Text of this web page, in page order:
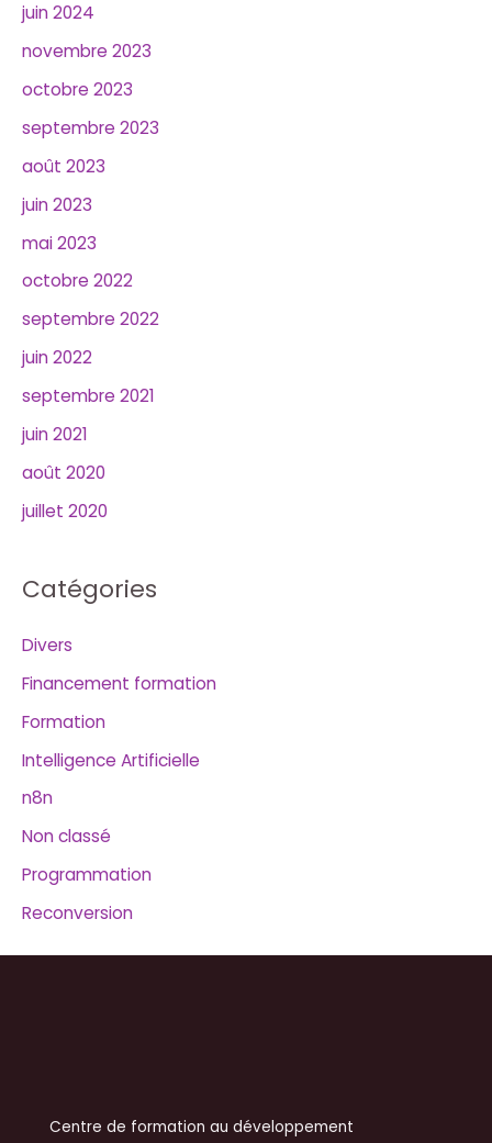
juin 2024
novembre 2023
octobre 2023
septembre 2023
août 2023
juin 2023
mai 2023
octobre 2022
septembre 2022
juin 2022
septembre 2021
juin 2021
août 2020
juillet 2020
Catégories
Divers
Financement formation
Formation
Intelligence Artificielle
n8n
Non classé
Programmation
Reconversion
Centre de formation au développement